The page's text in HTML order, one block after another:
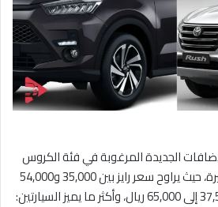
الجديدة المرغوبة في فئة الكروس
أوفر وسيارات العائلة الصغيرة، حيث يراوح سعر رايز بين 35,000 و54,000